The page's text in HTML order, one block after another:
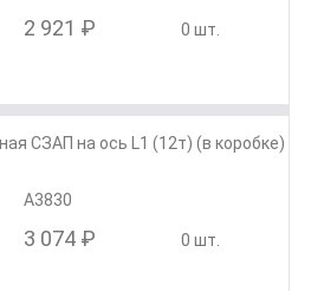
2 921 ₽ 0 шт.
СЗАП на ось L1 (12т) (в коробке)
А3830
3 074 ₽ 0 шт.